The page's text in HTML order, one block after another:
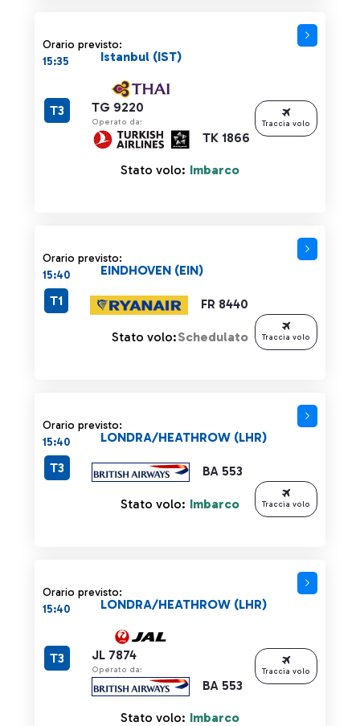
Orario previsto:
15:35
TG 9220
Operato da:
TK 1866
Istanbul (IST)
T3
Stato volo: Imbarco
Traccia volo
Orario previsto:
15:40
FR 8440
EINDHOVEN (EIN)
T1
Stato volo:Schedulato Traccia volo
Orario previsto:
15:40
BA 553
LONDRA/HEATHROW (LHR)
T3
Stato volo: Imbarco Traccia volo
Orario previsto:
15:40
JL 7874
Operato da:
BA 553
LONDRA/HEATHROW (LHR)
T3
Stato volo: Imbarco
Traccia volo